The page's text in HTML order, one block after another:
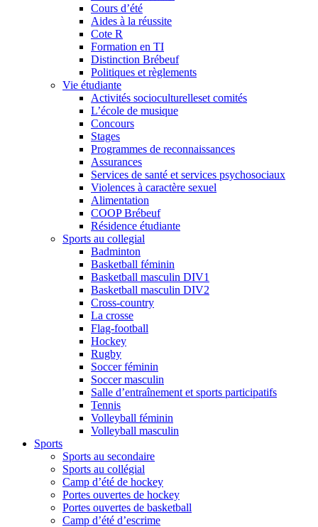
Cours d’été
Aides à la réussite
Cote R
Formation en TI
Distinction Brébeuf
Politiques et règlements
Vie étudiante
Activités socioculturelleset comités
L’école de musique
Concours
Stages
Programmes de reconnaissances
Assurances
Services de santé et services psychosociaux
Violences à caractère sexuel
Alimentation
COOP Brébeuf
Résidence étudiante
Sports au collegial
Badminton
Basketball féminin
Basketball masculin DIV1
Basketball masculin DIV2
Cross-country
La crosse
Flag-football
Hockey
Rugby
Soccer féminin
Soccer masculin
Salle d’entraînement et sports participatifs
Tennis
Volleyball féminin
Volleyball masculin
Sports
Sports au secondaire
Sports au collégial
Camp d’été de hockey
Portes ouvertes de hockey
Portes ouvertes de basketball
Camp d’été d’escrime